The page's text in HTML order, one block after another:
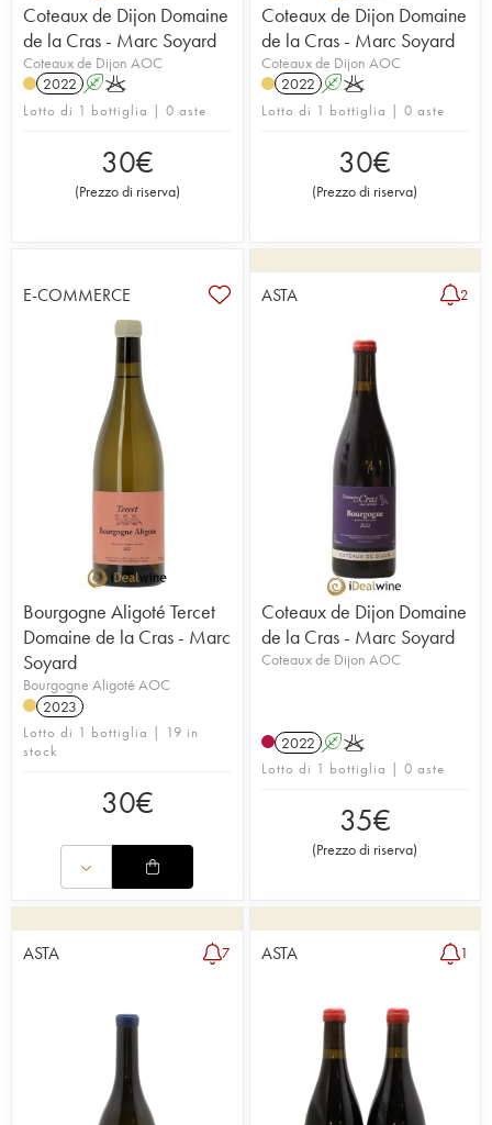
Coteaux de Dijon Domaine
de la Cras - Marc Soyard
Coteaux de Dijon AOC
2022 AK
Lotto di 1 bottiglia | 0 aste
30€
(Prezzo di riserva)
Coteaux de Dijon Domaine
de la Cras - Marc Soyard
Coteaux de Dijon AOC
2022 AK
Lotto di 1 bottiglia | 0 aste
30€
(Prezzo di riserva)
E-COMMERCE
Bourgogne Aligoté Tercet
Domaine de la Cras - Marc
Soyard
Bourgogne Aligoté AOC
2023
Lotto di 1 bottiglia | 19 in
stock
30€
ASTA 2
Coteaux de Dijon Domaine
de la Cras - Marc Soyard
Coteaux de Dijon AOC
2022 AK
Lotto di 1 bottiglia | 0 aste
35€
(Prezzo di riserva)
ASTA 7 ASTA 1